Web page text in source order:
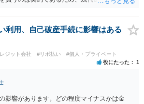
、原則契約者が単独で全ての債務を負うこと
。 なかなか対応に難しい案件であり、公開の
も限界があるように思われますので、資料等
士に相談されることをお勧めします。
利用、自己破産手続に影響はある
ジット会社 #リボ払い #個人・プライベート
役にたった 1
影響があります。どの程度マイナスかは金